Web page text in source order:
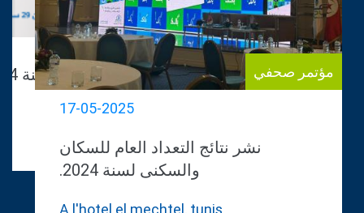
مؤتمر صحفي
17-05-2025
نشر نتائج التعداد العام للسكان
والسكنى لسنة 2024.
A l'hotel el mechtel, tunis